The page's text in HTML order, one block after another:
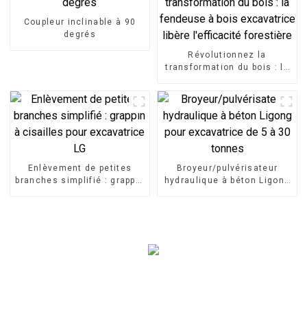
Coupleur inclinable à 90
degrés
Révolutionnez la
transformation du bois : la
l'efficacité forestière
Enlèvement de petites
branches simplifié : grappin
Broyeur/pulvérisateur
hydraulique à béton Ligong